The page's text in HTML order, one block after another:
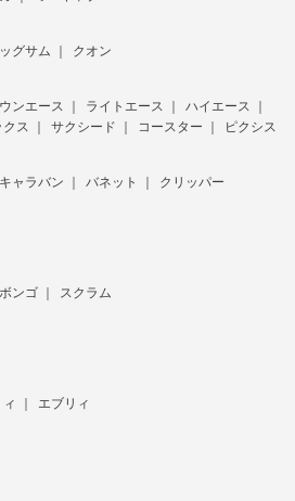
グサム クオン
ンエース ライトエース
ハイエース
クス サクシード コースター ピクシス
キャラバン バネット クリッパー
ボンゴ スクラム
エブリィ